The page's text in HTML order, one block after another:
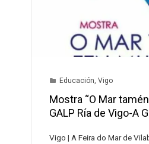
Educación Vigo
Mostra “O Mar
GALP Ría de Vigo-A
Vigo | A Feira do Mar de